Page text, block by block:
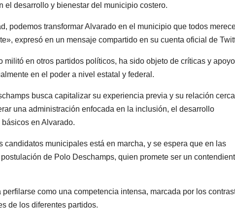
el desarrollo y bienestar del municipio costero.
podemos transformar Alvarado en el municipio que todos
expresó en un mensaje compartido en su cuenta oficial de
militó en otros partidos políticos, ha sido objeto de críticas y
en el poder a nivel estatal y federal.
busca capitalizar su experiencia previa y su relación
una administración enfocada en la inclusión, el desarrollo
en Alvarado.
candidatos municipales está en marcha, y se espera que en las
de Polo Deschamps, quien promete ser un
como una competencia intensa, marcada por los
de los diferentes partidos.